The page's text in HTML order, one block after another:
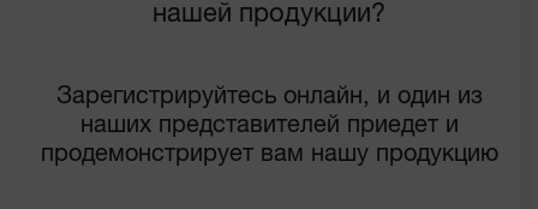
нашей продукции?
Зарегистрируйтесь онлайн, и один из
наших представителей приедет и
продемонстрирует вам нашу продукцию